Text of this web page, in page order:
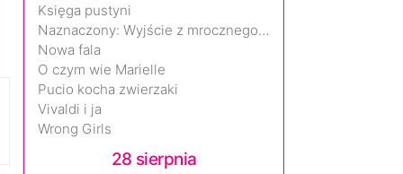
Księga pustyni
Naznaczony: Wyjście z mrocznego wymiaru
Nowa fala
O czym wie Marielle
Pucio kocha zwierzaki
Vivaldi i ja
Wrong Girls
28 sierpnia